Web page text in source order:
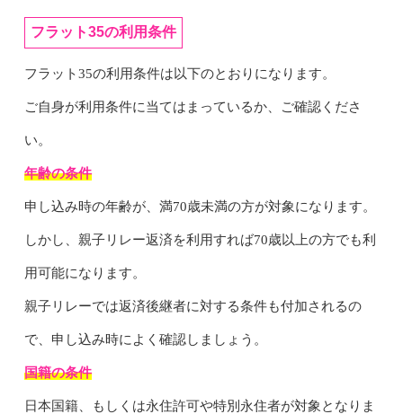
フラット35の利用条件
フラット35の利用条件は以下のとおりになります。
ご自身が利用条件に当てはまっているか、ご確認くださ
い。
年齢の条件
申し込み時の年齢が、満70歳未満の方が対象になります。
しかし、親子リレー返済を利用すれば70歳以上の方でも利
用可能になります。
親子リレーでは返済後継者に対する条件も付加されるの
で、申し込み時によく確認しましょう。
国籍の条件
日本国籍、もしくは永住許可や特別永住者が対象となりま